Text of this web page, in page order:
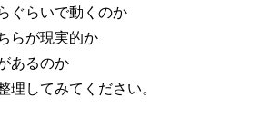
ぐらいで動くのか
らが現実的か
あるのか
理してみてください。